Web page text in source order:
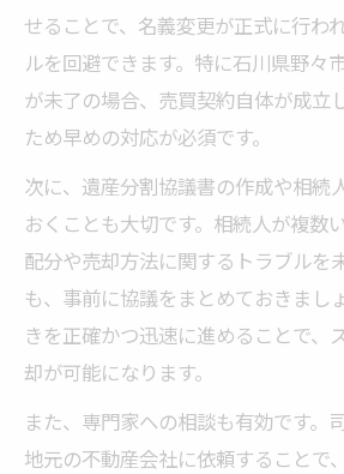
せることで、名義変更が正式に行わ
ルを回避できます。特に石川県野々
が未了の場合、売買契約自体が成立
ため早めの対応が必須です。
次に、遺産分割協議書の作成や相続
おくことも大切です。相続人が複数
配分や売却方法に関するトラブルを
も、事前に協議をまとめておきまし
きを正確かつ迅速に進めることで、
却が可能になります。
また、専門家への相談も有効です。
地元の不動産会社に依頼することで